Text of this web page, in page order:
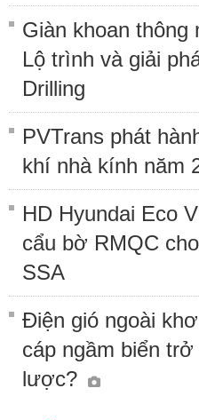
Giàn khoan thông
Lộ trình và giải
Drilling
PVTrans phát
khí nhà kính năm
HD Hyundai Eco
cẩu bờ RMQC
SSA
Điện gió ngoài
cáp ngầm biển
lược?